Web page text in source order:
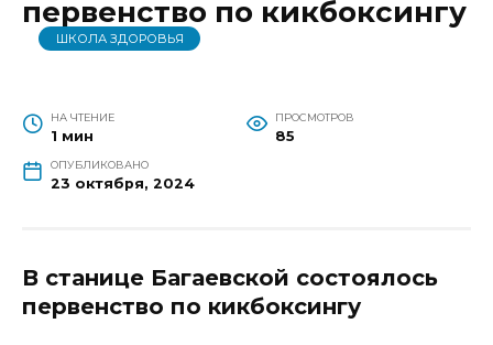
первенство по кикбоксингу
ШКОЛА ЗДОРОВЬЯ
НА ЧТЕНИЕ
1 мин
ПРОСМОТРОВ
85
ОПУБЛИКОВАНО
23 октября, 2024
В станице Багаевской состоялось
первенство по кикбоксингу